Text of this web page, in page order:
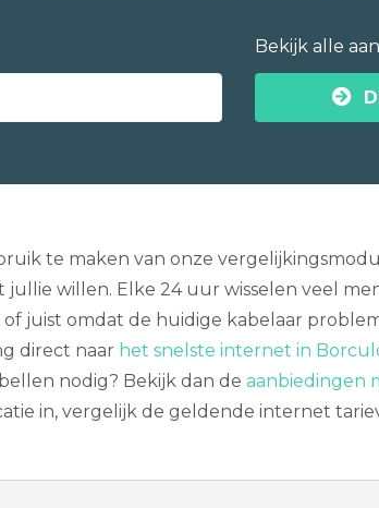
Bekijk alle
te maken van onze
willen. Elke 24 uur wisselen veel
juist omdat de huidige kabelaar
direct naar het snelste internet in
nodig? Bekijk dan de aanbiedingen
in, vergelijk de geldende internet